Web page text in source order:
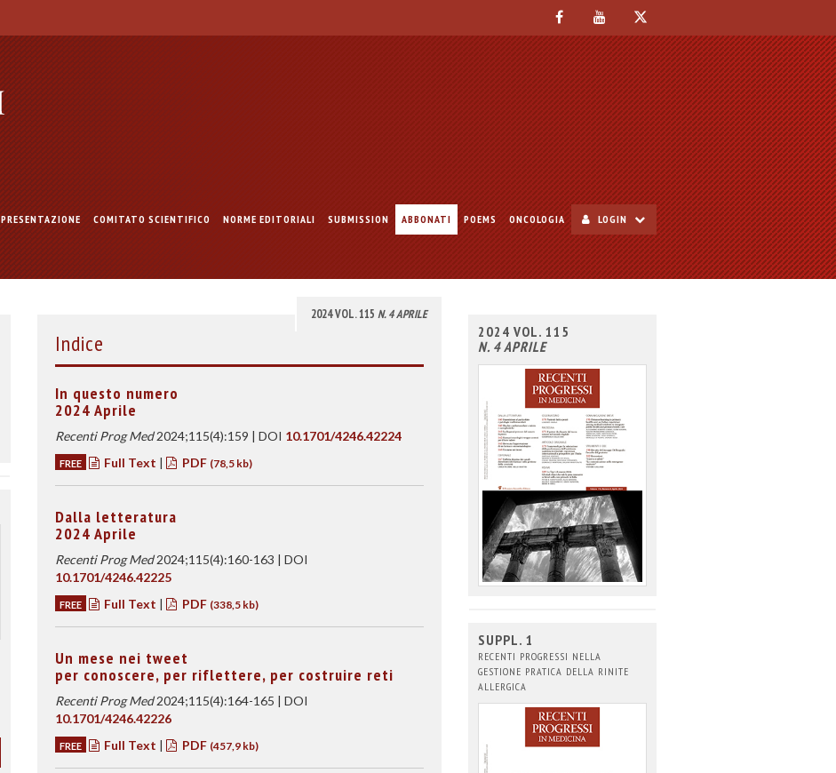
PRESENTAZIONE COMITATO SCIENTIFICO NORME EDITORIALI SUBMISSION ABBONATI POEMS ONCOLOGIA LOGIN
2024 VOL. 115 N. 4 APRILE
Indice
In questo numero
2024 Aprile
Recenti Prog Med2024;115(4):159 | DOI 10.1701/4246.42224
FREE Full Text | PDF (78,5 kb)
Dalla letteratura
2024 Aprile
Recenti Prog Med2024;115(4):160-163 | DOI
10.1701/4246.42225
FREE Full Text | PDF (338,5 kb)
Un mese nei tweet
per conoscere, per riflettere, per costruire reti
Recenti Prog Med2024;115(4):164-165 | DOI
10.1701/4246.42226
FREE Full Text | PDF (457,9 kb)
2024 VOL. 115
N. 4 APRILE
SUPPL. 1
RECENTI PROGRESSI NELLA
GESTIONE PRATICA DELLA RINITE
ALLERGICA